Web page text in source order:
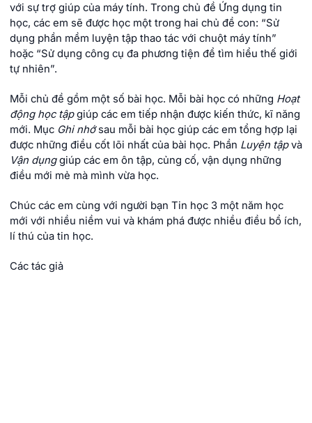
với sự trợ giúp của máy tính. Trong chủ đề Ứng dụng tin
học, các em sẽ được học một trong hai chủ đề con: “Sử
dụng phần mềm luyện tập thao tác với chuột máy tính”
hoặc “Sử dụng công cụ đa phương tiện để tìm hiểu thế giới
tự nhiên”.
Mỗi chủ đề gồm một số bài học. Mỗi bài học có những Hoạt
động học tậpgiúp các em tiếp nhận được kiến thức, kĩ năng
mới. Mục Ghi nhớsau mỗi bài học giúp các em tổng hợp lại
được những điều cốt lõi nhất của bài học. Phần Luyện tậpvà
Vận dụnggiúp các em ôn tập, củng cố, vận dụng những
điều mới mẻ mà mình vừa học.
Chúc các em cùng với người bạn Tin học 3 một năm học
mới với nhiều niềm vui và khám phá được nhiều điều bổ ích,
lí thú của tin học.
Các tác giả